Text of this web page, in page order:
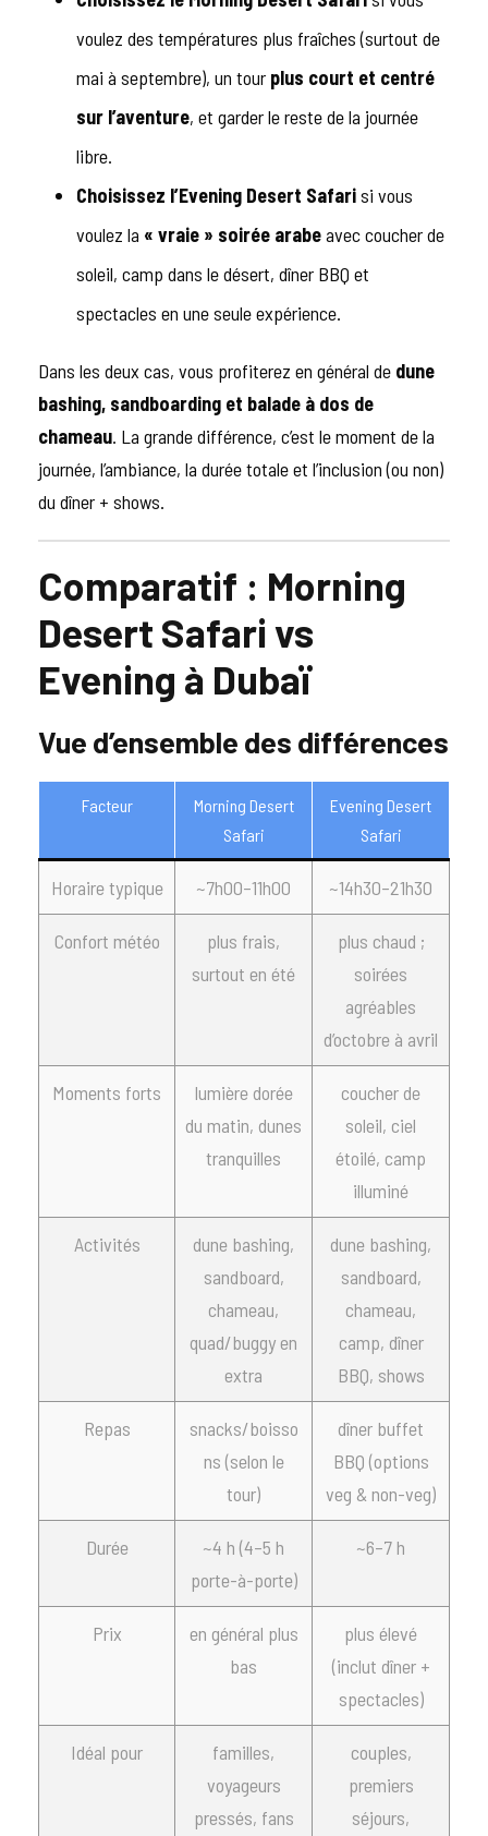
voulez des températures plus fraîches (surtout de
mai à septembre), un tour plus court et centré
sur l’aventure, et garder le reste de la journée
libre.
Choisissez l’Evening Desert Safarisi vous
voulez la « vraie » soirée arabeavec coucher de
soleil, camp dans le désert, dîner BBQ et
spectacles en une seule expérience.
Dans les deux cas, vous profiterez en général de dune
bashing, sandboarding et balade à dos de
chameau. La grande différence, c’est le moment de la
journée, l’ambiance, la durée totale et l’inclusion (ou non)
du dîner + shows.
Comparatif : Morning
Desert Safari vs
Evening à Dubaï
Vue d’ensemble des différences
Facteur
Morning Desert
Safari
Evening Desert
Safari
Horaire typique ~7h00–11h00 ~14h30–21h30
Confort météo
plus frais,
surtout en été
plus chaud ;
soirées
agréables
d’octobre à avril
Moments forts
lumière dorée
du matin, dunes
tranquilles
coucher de
soleil, ciel
étoilé, camp
illuminé
Activités
dune bashing,
sandboard,
chameau,
quad/buggy en
extra
dune bashing,
sandboard,
chameau,
camp, dîner
BBQ, shows
Repas
snacks/boisso
ns (selon le
tour)
dîner buffet
BBQ (options
veg & non-veg)
Durée
~4 h (4–5 h
porte-à-porte)
~6–7 h
Prix
en général plus
bas
plus élevé
(inclut dîner +
spectacles)
Idéal pour
familles,
voyageurs
pressés, fans
couples,
premiers
séjours,